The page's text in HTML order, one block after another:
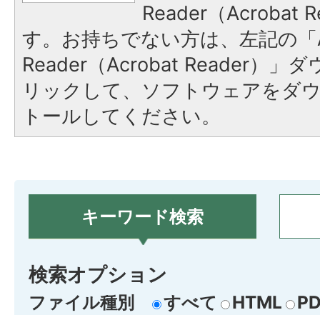
Reader（Acrobat
す。お持ちでない方は、左記の
Reader（Acrobat Reader）」ダ
リックして、ソフトウェアをダ
トールしてください。
キーワード検索
検索オプション
ファイル種別 すべて HTML